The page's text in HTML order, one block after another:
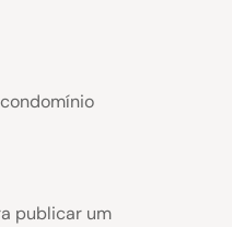
publicar um